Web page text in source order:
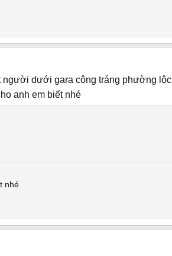
người dưới gara công tráng phường
anh em biết nhé
nhé